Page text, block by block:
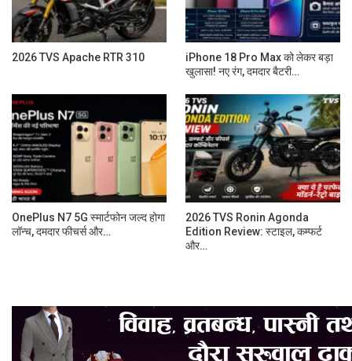
2026 TVS Apache RTR 310
iPhone 18 Pro Max को लेकर बड़ा
खुलासा! नए रंग, दमदार बैटरी…
OnePlus N7 5G स्मार्टफोन जल्द होगा
लॉन्च, दमदार फीचर्स और…
2026 TVS Ronin Agonda
Edition Review: स्टाइल, कम्फर्ट
और…